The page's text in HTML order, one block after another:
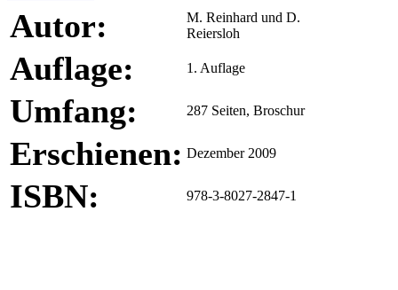
Autor:
M. Reinhard und D.
Reiersloh
Auflage: 1. Auflage
Umfang: 287 Seiten, Broschur
Erschienen: Dezember 2009
ISBN: 978-3-8027-2847-1